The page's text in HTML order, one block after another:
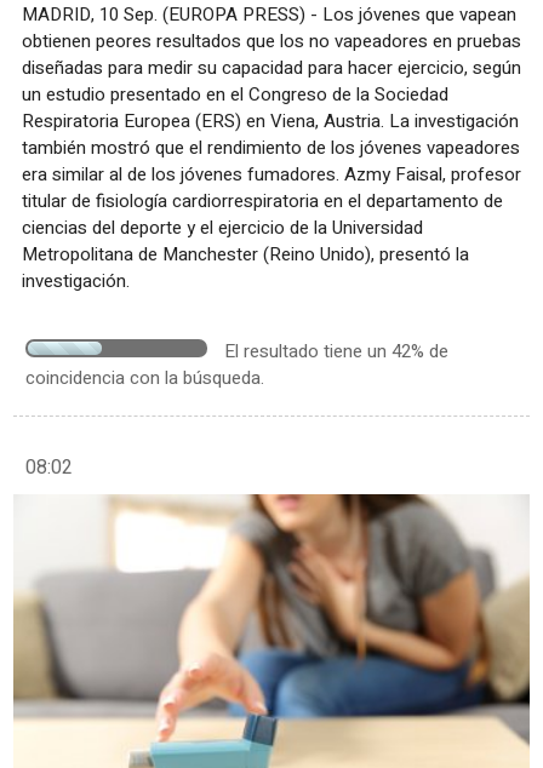
MADRID, 10 Sep. (EUROPA PRESS) - Los jóvenes que vapean
obtienen peores resultados que los no vapeadores en pruebas
diseñadas para medir su capacidad para hacer ejercicio, según
un estudio presentado en el Congreso de la Sociedad
Respiratoria Europea (ERS) en Viena, Austria. La investigación
también mostró que el rendimiento de los jóvenes vapeadores
era similar al de los jóvenes fumadores. Azmy Faisal, profesor
titular de fisiología cardiorrespiratoria en el departamento de
ciencias del deporte y el ejercicio de la Universidad
Metropolitana de Manchester (Reino Unido), presentó la
investigación.
El resultado tiene un 42% de
coincidencia con la búsqueda.
08:02